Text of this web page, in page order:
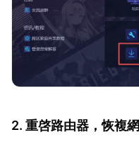
2. 重啓路由器，恢複